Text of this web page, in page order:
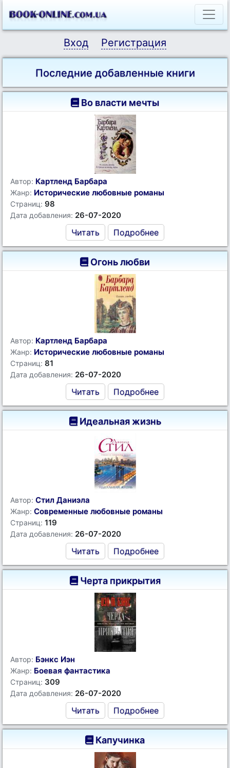
Вход Регистрация
Последние добавленные книги
Во власти мечты
Автор: Картленд Барбара
Жанр: Исторические любовные романы
Страниц: 98
Дата добавления: 26-07-2020
Читать Подробнее
Огонь любви
Автор: Картленд Барбара
Жанр: Исторические любовные романы
Страниц: 81
Дата добавления: 26-07-2020
Читать Подробнее
Идеальная жизнь
Автор: Стил Даниэла
Жанр: Современные любовные романы
Страниц: 119
Дата добавления: 26-07-2020
Читать Подробнее
Черта прикрытия
Автор: Бэнкс Иэн
Жанр: Боевая фантастика
Страниц: 309
Дата добавления: 26-07-2020
Читать Подробнее
Капучинка